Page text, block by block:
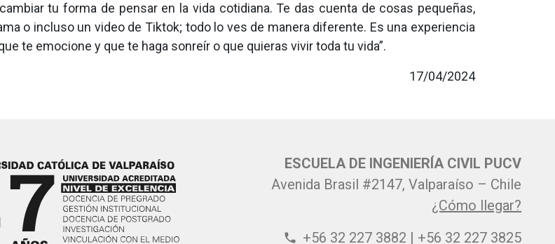
tu forma de pensar en la vida cotidiana. Te das cuenta de cosas pequeñas,
o incluso un video de Tiktok; todo lo ves de manera diferente. Es una experiencia
te emocione y que te haga sonreír o que quieras vivir toda tu vida”.
17/04/2024
ESCUELA DE INGENIERÍA CIVIL PUCV
Avenida Brasil #2147, Valparaíso – Chile
¿Cómo llegar?
phone +56 32 227 3882 | +56 32 227 3825